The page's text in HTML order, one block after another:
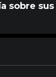
sobre sus